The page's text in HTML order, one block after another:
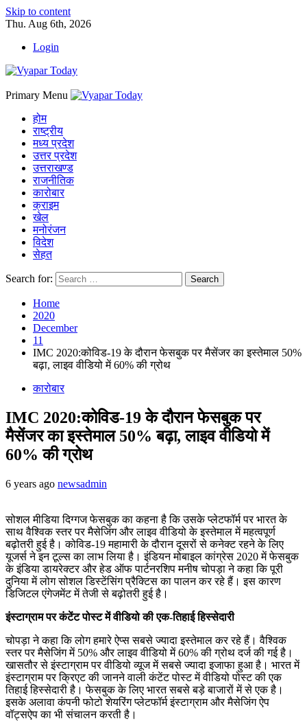
Skip to content
Thu. Aug 6th, 2026
Login
Primary Menu
होम
राष्ट्रीय
मध्य प्रदेश
उत्तर प्रदेश
उत्तराखण्ड
राजनीतिक
कारोबार
क्राइम
खेल
मनोरंजन
विदेश
सेहत
Search for:
Home
2020
December
11
IMC 2020:कोविड-19 के दौरान फेसबुक पर मैसेंजर का इस्तेमाल 50%
बढ़ा, लाइव वीडियो में 60% की ग्रोथ
कारोबार
IMC 2020:कोविड-19 के दौरान फेसबुक पर
मैसेंजर का इस्तेमाल 50% बढ़ा, लाइव वीडियो में
60% की ग्रोथ
6 years ago newsadmin
सोशल मीडिया दिग्गज फेसबुक का कहना है कि उसके प्लेटफॉर्म पर भारत के
साथ वैश्विक स्तर पर मैसेजिंग और लाइव वीडियो के इस्तेमाल में महत्वपूर्ण
बढ़ोतरी हुई है। कोविड-19 महामारी के दौरान दूसरों से कनेक्ट रहने के लिए
यूजर्स ने इन टूल्स का लाभ लिया है। इंडियन मोबाइल कांग्रेस 2020 में फेसबुक
के इंडिया डायरेक्टर और हेड ऑफ पार्टनरशिप मनीष चोपड़ा ने कहा कि पूरी
दुनिया में लोग सोशल डिस्टेंसिंग प्रैक्टिस का पालन कर रहे हैं। इस कारण
डिजिटल एंगेजमेंट में तेजी से बढ़ोतरी हुई है।
इंस्टाग्राम पर कंटेंट पोस्ट में वीडियो की एक-तिहाई हिस्सेदारी
चोपड़ा ने कहा कि लोग हमारे ऐप्स सबसे ज्यादा इस्तेमाल कर रहे हैं। वैश्विक
स्तर पर मैसेजिंग में 50% और लाइव वीडियो में 60% की ग्रोथ दर्ज की गई है।
खासतौर से इंस्टाग्राम पर वीडियो व्यूज में सबसे ज्यादा इजाफा हुआ है। भारत में
इंस्टाग्राम पर क्रिएट की जानने वाली कंटेंट पोस्ट में वीडियो पोस्ट की एक
तिहाई हिस्सेदारी है। फेसबुक के लिए भारत सबसे बड़े बाजारों में से एक है।
इसके अलावा कंपनी फोटो शेयरिंग प्लेटफॉर्म इंस्टाग्राम और मैसेजिंग ऐप
वॉट्सऐप का भी संचालन करती है।